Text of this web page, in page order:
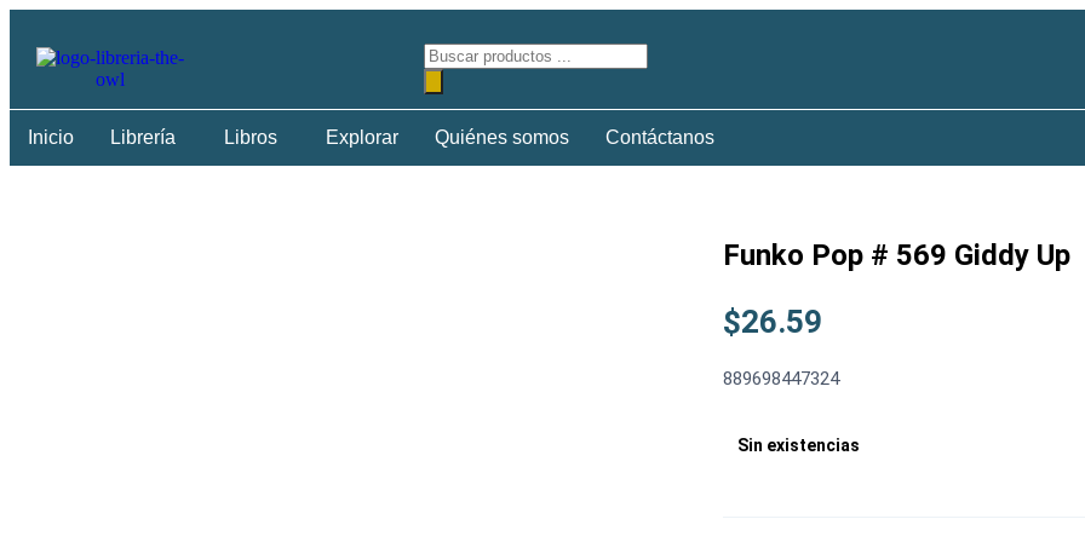
Inicio Librería Libros Explorar Quiénes somos Contáctanos
Funko Pop # 569 Giddy Up
$26.59
889698447324
Sin existencias